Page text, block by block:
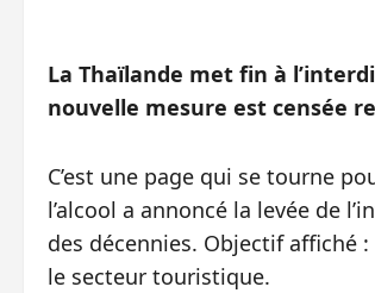
La Thaïlande met fin à
nouvelle mesure est censée
C’est une page qui se tourne
l’alcool a annoncé la levée de
des décennies. Objectif affiché
le secteur touristique.